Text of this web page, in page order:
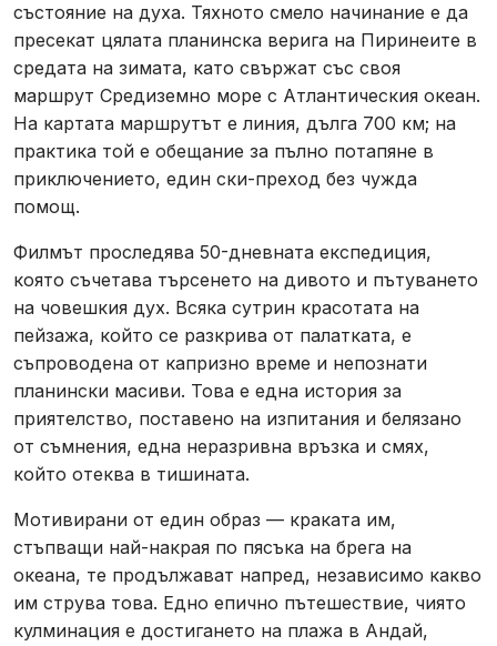
състояние на духа. Тяхното смело начинание е да
пресекат цялата планинска верига на Пиринеите в
средата на зимата, като свържат със своя
маршрут Средиземно море с Атлантическия океан.
На картата маршрутът е линия, дълга 700 км; на
практика той е обещание за пълно потапяне в
приключението, един ски-преход без чужда
помощ.
Филмът проследява 50-дневната експедиция,
която съчетава търсенето на дивото и пътуването
на човешкия дух. Всяка сутрин красотата на
пейзажа, който се разкрива от палатката, е
съпроводена от капризно време и непознати
планински масиви. Това е една история за
приятелство, поставено на изпитания и белязано
от съмнения, една неразривна връзка и смях,
който отеква в тишината.
Мотивирани от един образ — краката им,
стъпващи най-накрая по пясъка на брега на
океана, те продължават напред, независимо какво
им струва това. Едно епично пътешествие, чиято
кулминация е достигането на плажа в Андай,